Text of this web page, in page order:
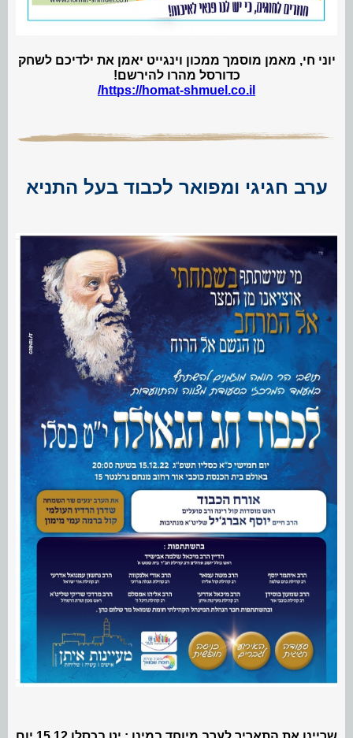
יוני חי, מאמן מוסמך ממכון וינגייט יאמן את ילדיכם לשחק
כדורסל מהרו להירשם!
https://homat-shmuel.co.il/
ערב חגיגי ומפואר לכבוד בעל התניא